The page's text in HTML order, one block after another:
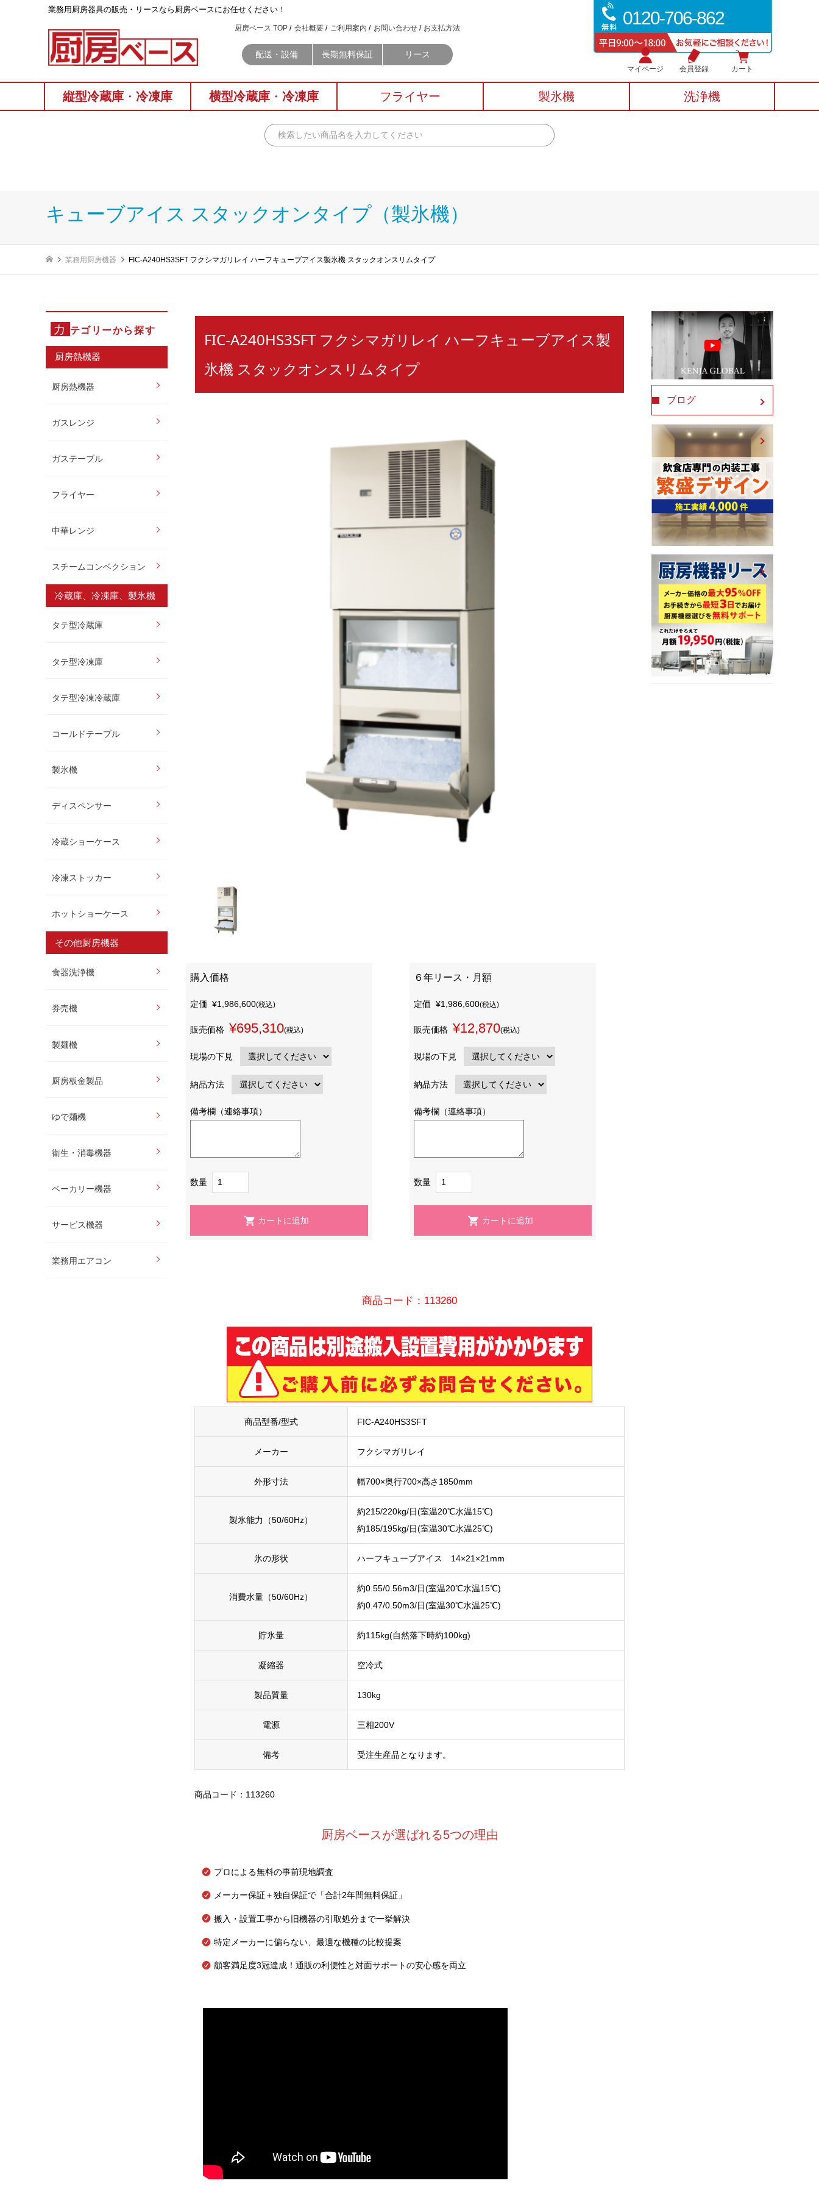
0120-706-862
業務⽤厨房器具の販売・リースなら厨房ベースにお任せください！
厨房ベース TOP 会社概要 ご利用案内 お問い合わせ お支払方法
配送・設備 長期無料保証 リース
マイページ 会員登録 カート
縦型冷蔵庫 ・ 冷凍庫 横型冷蔵庫 ・ 冷凍庫 フライヤー 製氷機 洗浄機
キューブアイス スタックオンタイプ（製氷機）
業務用厨房機器 FIC-A240HS3SFT フクシマガリレイ ハーフキューブアイス製氷機 スタックオンスリムタイプ
カ テゴリーから探す
厨房熱機器
厨房熱機器
ガスレンジ
ガステーブル
フライヤー
中華レンジ
スチームコンベクション
冷蔵庫、冷凍庫、製氷機
タテ型冷蔵庫
タテ型冷凍庫
タテ型冷凍冷蔵庫
コールドテーブル
製氷機
ディスペンサー
冷蔵ショーケース
冷凍ストッカー
ホットショーケース
その他厨房機器
食器洗浄機
券売機
製麺機
厨房板金製品
ゆで麺機
衛生・消毒機器
ベーカリー機器
サービス機器
業務用エアコン
FIC-A240HS3SFT フクシマガリレイ ハーフキューブアイス製
氷機 スタックオンスリムタイプ
購入価格
定価 ¥1,986,600(税込)
販売価格 ¥695,310(税込)
現場の下見
納品方法
備考欄（連絡事項）
数量
６年リース・月額
定価 ¥1,986,600(税込)
販売価格 ¥12,870(税込)
現場の下見
納品方法
備考欄（連絡事項）
数量
商品コード：113260
商品型番/型式 FIC-A240HS3SFT
メーカー フクシマガリレイ
外形寸法 幅700×奥行700×高さ1850mm
製氷能力（50/60Hz）
約215/220kg/日(室温20℃水温15℃)
約185/195kg/日(室温30℃水温25℃)
氷の形状 ハーフキューブアイス 14×21×21mm
消費水量（50/60Hz）
約0.55/0.56m3/日(室温20℃水温15℃)
約0.47/0.50m3/日(室温30℃水温25℃)
貯氷量 約115kg(自然落下時約100kg)
凝縮器 空冷式
製品質量 130kg
電源 三相200V
備考 受注生産品となります。
商品コード：113260
厨房ベースが選ばれる5つの理由
プロによる無料の事前現地調査
メーカー保証＋独自保証で「合計2年間無料保証」
搬入・設置工事から旧機器の引取処分まで一挙解決
特定メーカーに偏らない、最適な機種の比較提案
顧客満足度3冠達成！通販の利便性と対面サポートの安心感を両立
ブログ